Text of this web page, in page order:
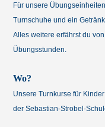
Für unsere
Turnschuhe und ein
Alles weitere erfährst du
Übungsstunden.
Wo?
Unsere Turnkurse für
der Sebastian-Strobel-